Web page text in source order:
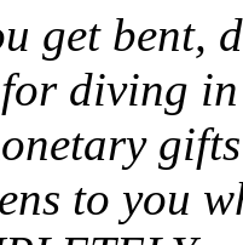
get bent,
diving in
to you